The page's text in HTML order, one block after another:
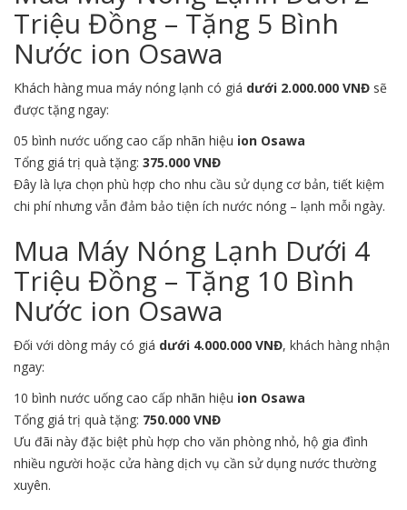
Triệu Đồng – Tặng 5 Bình
Nước ion Osawa
Khách hàng mua máy nóng lạnh có giá dưới 2.000.000 VNĐ sẽ
được tặng ngay:
05 bình nước uống cao cấp nhãn hiệu ion Osawa
Tổng giá trị quà tặng: 375.000 VNĐ
Đây là lựa chọn phù hợp cho nhu cầu sử dụng cơ bản, tiết kiệm
chi phí nhưng vẫn đảm bảo tiện ích nước nóng – lạnh mỗi ngày.
Mua Máy Nóng Lạnh Dưới 4
Triệu Đồng – Tặng 10 Bình
Nước ion Osawa
Đối với dòng máy có giá dưới 4.000.000 VNĐ, khách hàng nhận
ngay:
10 bình nước uống cao cấp nhãn hiệu ion Osawa
Tổng giá trị quà tặng: 750.000 VNĐ
Ưu đãi này đặc biệt phù hợp cho văn phòng nhỏ, hộ gia đình
nhiều người hoặc cửa hàng dịch vụ cần sử dụng nước thường
xuyên.